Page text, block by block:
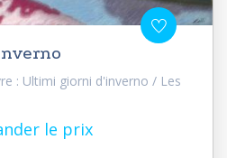
: Ultimi giorni d'inverno / Les
le prix